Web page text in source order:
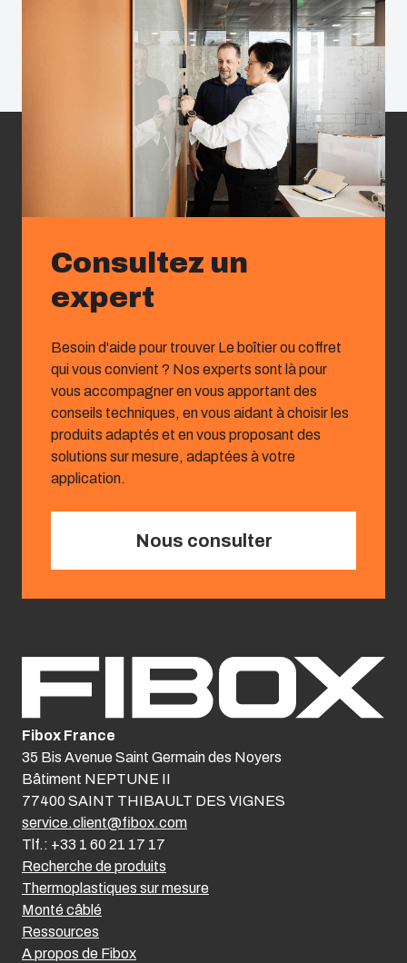
Consultez un
expert
Besoin d'aide pour trouver Le boîtier ou coffret
qui vous convient ? Nos experts sont là pour
vous accompagner en vous apportant des
conseils techniques, en vous aidant à choisir les
produits adaptés et en vous proposant des
solutions sur mesure, adaptées à votre
application.
Nous consulter
Recherche de produits
Thermoplastiques sur mesure
Monté câblé
Ressources
A propos de Fibox
Fibox France
35 Bis Avenue Saint Germain des Noyers
Bâtiment NEPTUNE II
77400 SAINT THIBAULT DES VIGNES
service.client@fibox.com
Tlf.: +33 1 60 21 17 17